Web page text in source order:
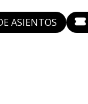
ASIENTOS